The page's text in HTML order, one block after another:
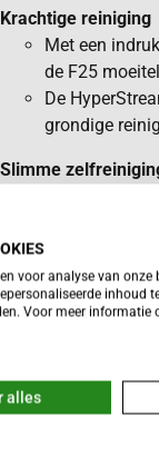
Krachtige reiniging
Met een
de F25
De
grondige
Slimme
De F25
doden en
Het
van de
Geavanceerde
Vuildetectie
voor analyse van onze
inhoud
Voor meer informatie
alles